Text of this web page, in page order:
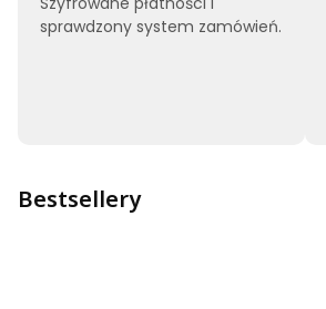
sprawdzony system zamówień.
Bestsellery